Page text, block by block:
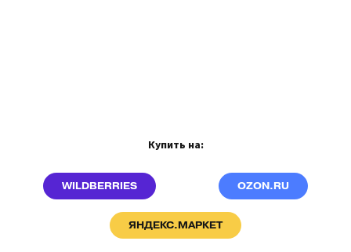
Купить на:
WILDBERRIES OZON.RU
ЯНДЕКС.МАРКЕТ